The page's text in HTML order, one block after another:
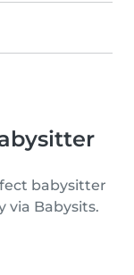
babysitter
via Babysits.